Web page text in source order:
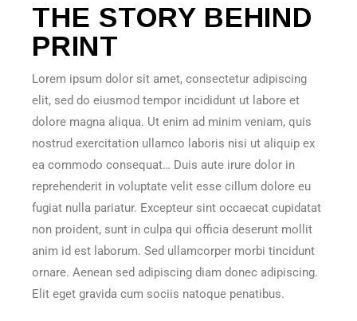
THE STORY BEHIND
PRINT
Lorem ipsum dolor sit amet, consectetur adipiscing
elit, sed do eiusmod tempor incididunt ut labore et
dolore magna aliqua. Ut enim ad minim veniam, quis
nostrud exercitation ullamco laboris nisi ut aliquip ex
ea commodo consequat… Duis aute irure dolor in
reprehenderit in voluptate velit esse cillum dolore eu
fugiat nulla pariatur. Excepteur sint occaecat cupidatat
non proident, sunt in culpa qui officia deserunt mollit
anim id est laborum. Sed ullamcorper morbi tincidunt
ornare. Aenean sed adipiscing diam donec adipiscing.
Elit eget gravida cum sociis natoque penatibus.